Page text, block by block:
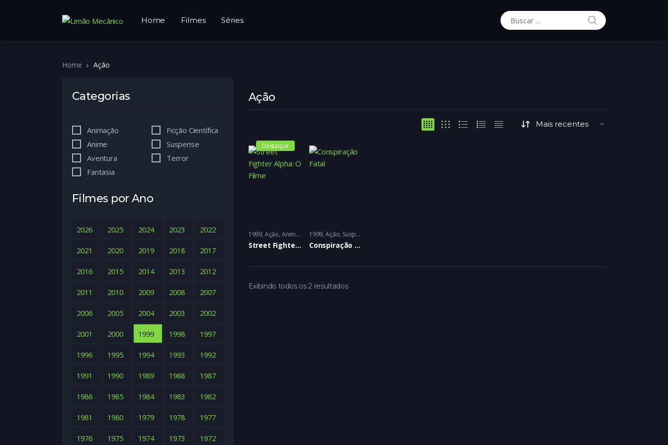
Home Filmes Séries
Buscar por:
BUSCAR
Home Ação
Ação
Destaque
1999 Ação, Animação , Anime,Fantasia,Ficção Científica
Street Fighter Alpha: O Filme
1999 Ação, Suspense
Conspiração Fatal
Exibindo todos os 2 resultados
Categorias
Animação
Anime
Aventura
Fantasia
Ficção Científica
Suspense
Terror
Filmes por Ano
2026 2025 2024 2023 2022
2021 2020 2019 2018 2017
2016 2015 2014 2013 2012
2011 2010 2009 2008 2007
2006 2005 2004 2003 2002
2001 2000 1999 1998 1997
1996 1995 1994 1993 1992
1991 1990 1989 1988 1987
1986 1985 1984 1983 1982
1981 1980 1979 1978 1977
1976 1975 1974 1973 1972